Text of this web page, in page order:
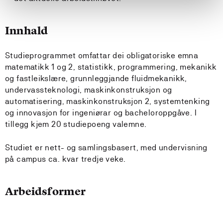
Innhald
Studieprogrammet omfattar dei obligatoriske emna
matematikk 1 og 2, statistikk, programmering, mekanikk
og fastleikslære, grunnleggjande fluidmekanikk,
undervassteknologi, maskinkonstruksjon og
automatisering, maskinkonstruksjon 2, systemtenking
og innovasjon for ingeniørar og bacheloroppgåve. I
tillegg kjem 20 studiepoeng valemne.
Studiet er nett- og samlingsbasert, med undervisning
på campus ca. kvar tredje veke.
Arbeidsformer